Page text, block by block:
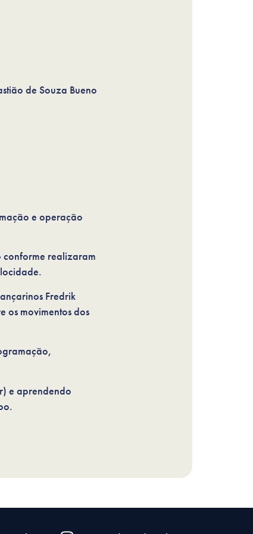
de Souza Bueno
e operação
conforme realizaram
Fredrik
os movimentos dos
e aprendendo